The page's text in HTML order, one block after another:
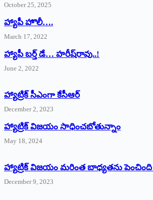
October 25, 2025
హ్యాపీ హొలీ….
March 17, 2022
హ్యాపీ బర్త్ ‌డే… హరీష్‌రావు..!
June 2, 2022
హ్యాట్రిక్‌ ‌సీఎంగా కేసీఆర్‌
December 2, 2023
హ్యాట్రిక్‌ విజయం సాధించబోతున్నాం
May 18, 2024
హ్యాట్రిక్ విజయం మరింత బాధ్యతను పెంచింది
December 9, 2023